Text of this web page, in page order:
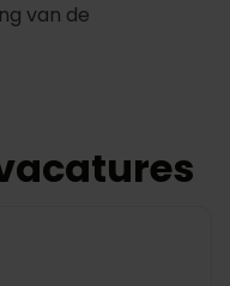
van de